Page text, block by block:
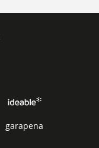
garapena